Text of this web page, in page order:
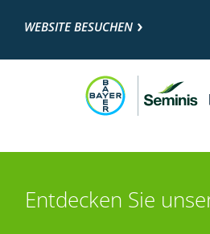
WEBSITE BESUCHEN
Entdecken Sie